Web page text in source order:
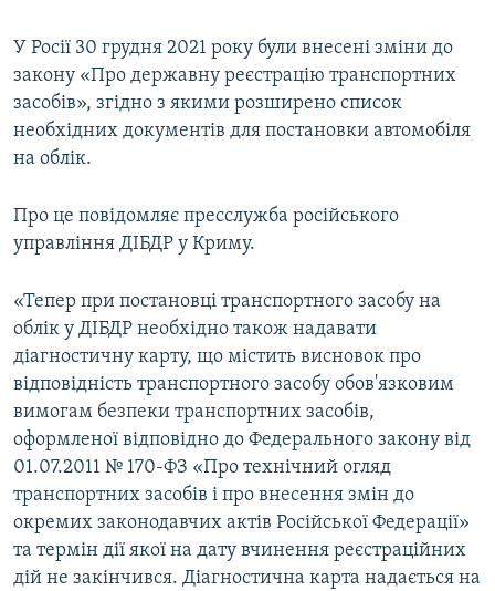
Усі сайти RFE/RL
У Росії 30 грудня 2021 року були внесені зміни до
закону «Про державну реєстрацію транспортних
засобів», згідно з якими розширено список
необхідних документів для постановки автомобіля
на облік.
Про це повідомляє пресслужба російського
управління ДІБДР у Криму.
«Тепер при постановці транспортного засобу на
облік у ДІБДР необхідно також надавати
діагностичну карту, що містить висновок про
відповідність транспортного засобу обов'язковим
вимогам безпеки транспортних засобів,
оформленої відповідно до Федерального закону від
01.07.2011 № 170-ФЗ «Про технічний огляд
транспортних засобів і про внесення змін до
окремих законодавчих актів Російської Федерації»
та термін дії якої на дату вчинення реєстраційних
дій не закінчився. Діагностична карта надається на